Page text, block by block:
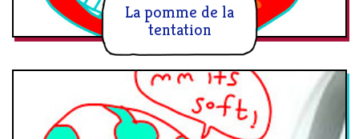
La pomme de la
tentation